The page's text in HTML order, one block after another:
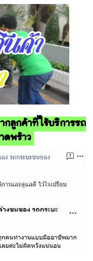
กลูกค้าที่ใช้บริการรถ
ดพร้าว